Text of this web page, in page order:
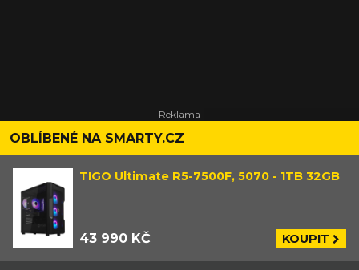
OBLÍBENÉ NA SMARTY.CZ
TIGO Ultimate R5-7500F, 5070 - 1TB 32GB
43 990 KČ KOUPIT